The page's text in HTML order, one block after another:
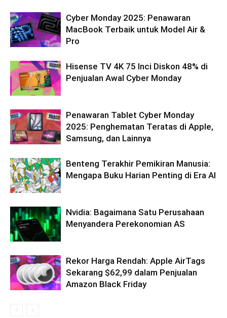
Cyber Monday 2025: Penawaran
MacBook Terbaik untuk Model Air &
Pro
Hisense TV 4K 75 Inci Diskon 48% di
Penjualan Awal Cyber Monday
Penawaran Tablet Cyber Monday
2025: Penghematan Teratas di Apple,
Samsung, dan Lainnya
Benteng Terakhir Pemikiran Manusia:
Mengapa Buku Harian Penting di Era AI
Nvidia: Bagaimana Satu Perusahaan
Menyandera Perekonomian AS
Rekor Harga Rendah: Apple AirTags
Sekarang $62,99 dalam Penjualan
Amazon Black Friday